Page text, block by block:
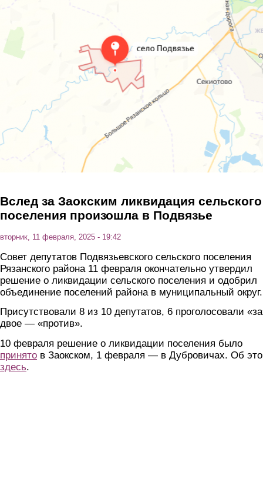
Вслед за Заокским ликвидация сельского
поселения произошла в Подвязье
вторник, 11 февраля, 2025 - 19:42
Совет депутатов Подвязьевского сельского поселения
Рязанского района 11 февраля окончательно утвердил
решение о ликвидации сельского поселения и одобрил
объединение поселений района в муниципальный округ.
Присутствовали 8 из 10 депутатов, 6 проголосовали
двое — «против».
10 февраля решение о ликвидации поселения было
принято в Заокском, 1 февраля — в Дубровичах. Об
здесь.